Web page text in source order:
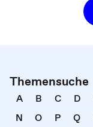
Themensuche
A B C D
N
O P Q